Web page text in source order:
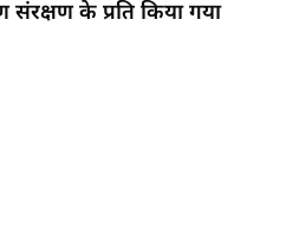
संरक्षण के प्रति किया गया